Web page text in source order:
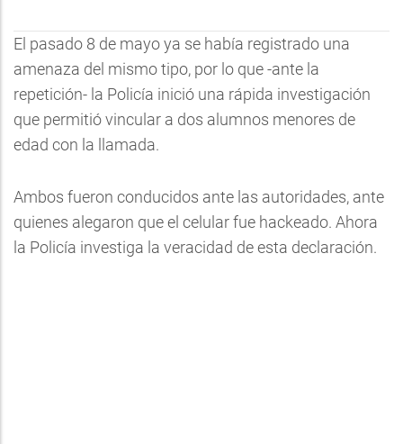
El pasado 8 de mayo ya se había registrado una
amenaza del mismo tipo, por lo que -ante la
repetición- la Policía inició una rápida investigación
que permitió vincular a dos alumnos menores de
edad con la llamada.
Ambos fueron conducidos ante las autoridades, ante
quienes alegaron que el celular fue hackeado. Ahora
la Policía investiga la veracidad de esta declaración.